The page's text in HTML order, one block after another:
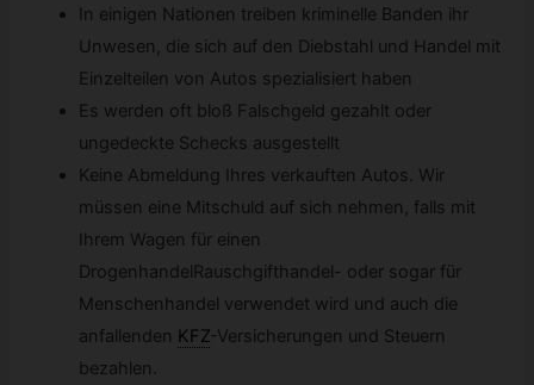
In einigen Nationen treiben kriminelle Banden ihr
Unwesen, die sich auf den Diebstahl und Handel mit
Einzelteilen von Autos spezialisiert haben
Es werden oft bloß Falschgeld gezahlt oder
ungedeckte Schecks ausgestellt
Keine Abmeldung Ihres verkauften Autos. Wir
müssen eine Mitschuld auf sich nehmen, falls mit
Ihrem Wagen für einen
DrogenhandelRauschgifthandel- oder sogar für
Menschenhandel verwendet wird und auch die
anfallenden KFZ-Versicherungen und Steuern
bezahlen.